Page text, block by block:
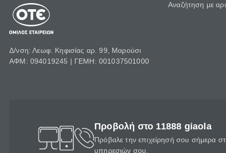
Δ/νση: Λεωφ. Κηφισίας αρ. 99, Μαρούσι
ΑΦΜ: 094019245 | ΓΕΜΗ: 001037501000
Αναζήτηση με
Προβολή στο 11888 giaola
Πρόβαλε την επιχείρησή σου σήμερα
υπηρεσιών σου.